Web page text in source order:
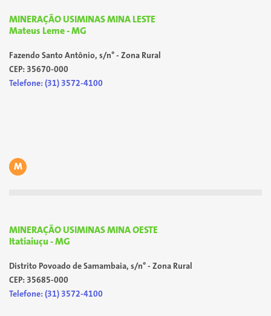
MINERAÇÃO USIMINAS MINA LESTE
Mateus Leme - MG
Fazendo Santo Antônio, s/n° - Zona Rural
CEP: 35670-000
Telefone: (31) 3572-4100
M
MINERAÇÃO USIMINAS MINA OESTE
Itatiaiuçu - MG
Distrito Povoado de Samambaia, s/n° - Zona Rural
CEP: 35685-000
Telefone: (31) 3572-4100